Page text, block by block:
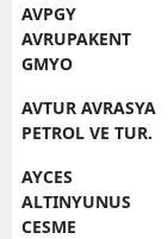
AVPGY
AVRUPAKENT
GMYO
AVTUR AVRASYA
PETROL VE TUR.
AYCES
ALTINYUNUS
CESME